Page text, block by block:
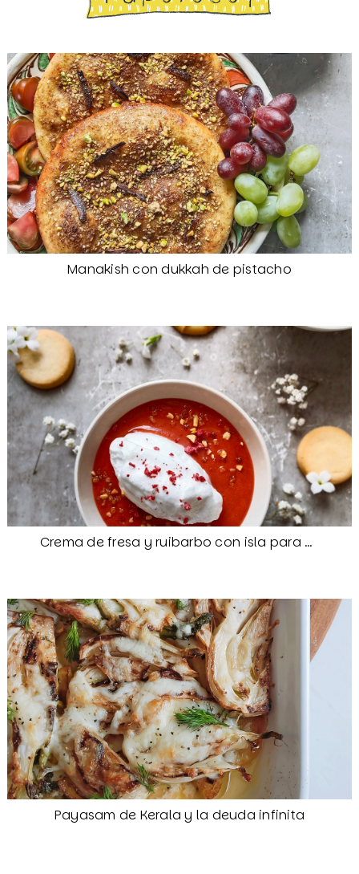
Manakish con dukkah de pistacho
Crema de fresa y ruibarbo con isla para Camille
Payasam de Kerala y la deuda infinita